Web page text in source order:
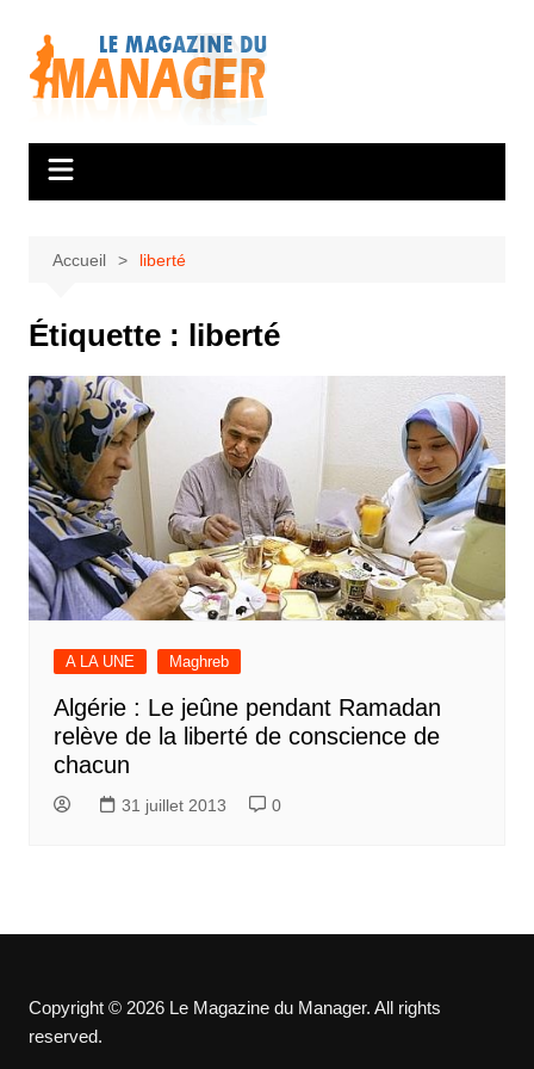
contenu
Accueil liberté
Étiquette : liberté
A LA UNE Maghreb
Algérie : Le jeûne pendant Ramadan
relève de la liberté de conscience de
chacun
31 juillet 2013 0
Copyright © 2026 Le Magazine du Manager. All rights
reserved.